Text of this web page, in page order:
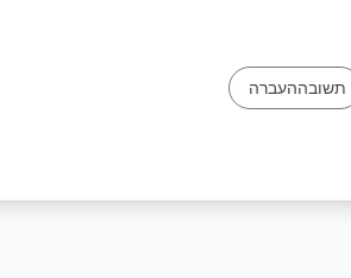
תשובההעברה